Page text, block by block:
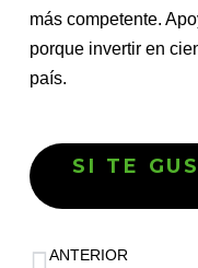
más competente.
porque invertir en
país.
SI TE
ANTERIOR